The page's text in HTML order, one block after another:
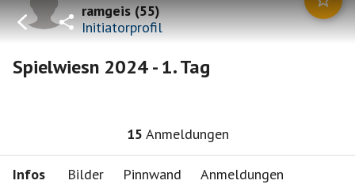
ramgeis(55)
Initiatorprofil
Spielwiesn 2024 - 1. Tag
15 Anmeldungen
Infos Bilder Pinnwand Anmeldungen